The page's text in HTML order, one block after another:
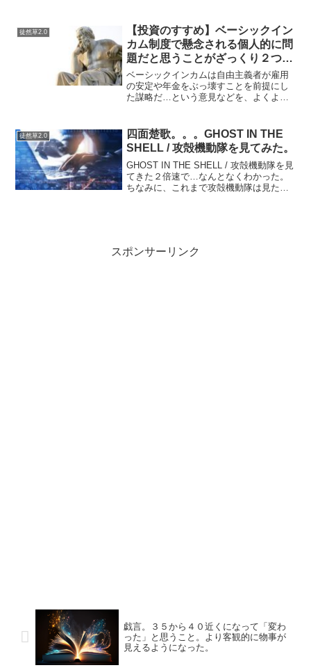
カッコ悪い現場至上主義者として今日も
がんばって行こうと心に...
徒然草2.0
【投資のすすめ】ベーシックイン
カム制度で懸念される個人的に問
題だと思うことがざっくり２つ思
い浮かぶ
ベーシックインカムは自由主義者が雇用
の安定や年金をぶっ壊すことを前提にし
た謀略だ…という意見などを、よくよく
トを語る時に忘れてはいけない視点があ
ると思っていて、それはベ...
徒然草2.0
四面楚歌。。。GHOST IN THE
SHELL / 攻殻機動隊を見てみた。
GHOST IN THE SHELL / 攻殻機動隊を見
てきた２倍速で…なんとなくわかった。
ちなみに、これまで攻殻機動隊は見たこ
スポンサーリンク
戯言。３５から４０近くになって「変わ
った」と思うこと。より客観的に物事が
見えるようになった。